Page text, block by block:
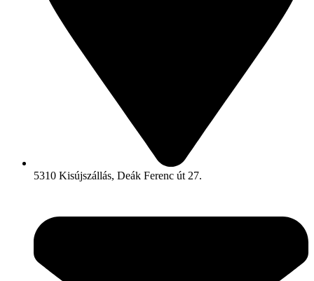
5310 Kisújszállás, Deák Ferenc út 27.